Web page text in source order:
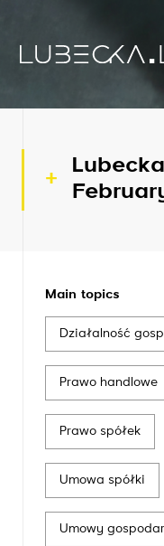
Main topics
Działalność
Prawo handlowe
Prawo spółek
Umowa spółki
Umowy